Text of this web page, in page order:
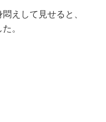
えして見せると、
。